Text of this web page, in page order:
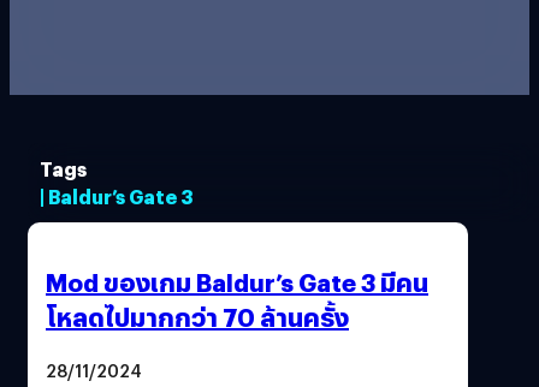
Tags
| Baldur’s Gate 3
Mod ของเกม Baldur’s Gate 3 มีคน
โหลดไปมากกว่า 70 ล้านครั้ง
28/11/2024